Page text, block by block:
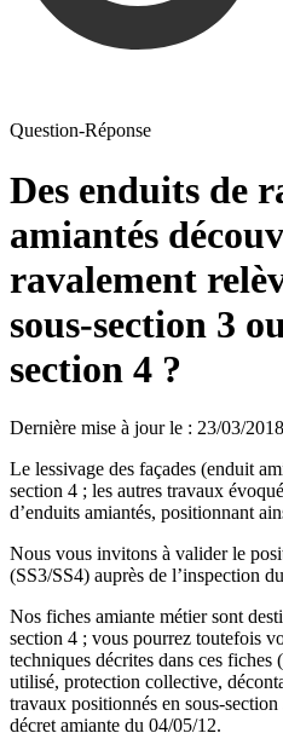
Question-Réponse
Des enduits de
amiantés
ravalement
sous-section 3
section 4 ?
Dernière mise à jour le : 23/03/2018
Le lessivage des façades (enduit
section 4 ; les autres travaux
d’enduits amiantés, positionnant
Nous vous invitons à valider le
(SS3/SS4) auprès de l’inspection
Nos fiches amiante métier sont
section 4 ; vous pourrez toutefois
techniques décrites dans ces
utilisé, protection collective,
travaux positionnés en sous-
décret amiante du 04/05/12.